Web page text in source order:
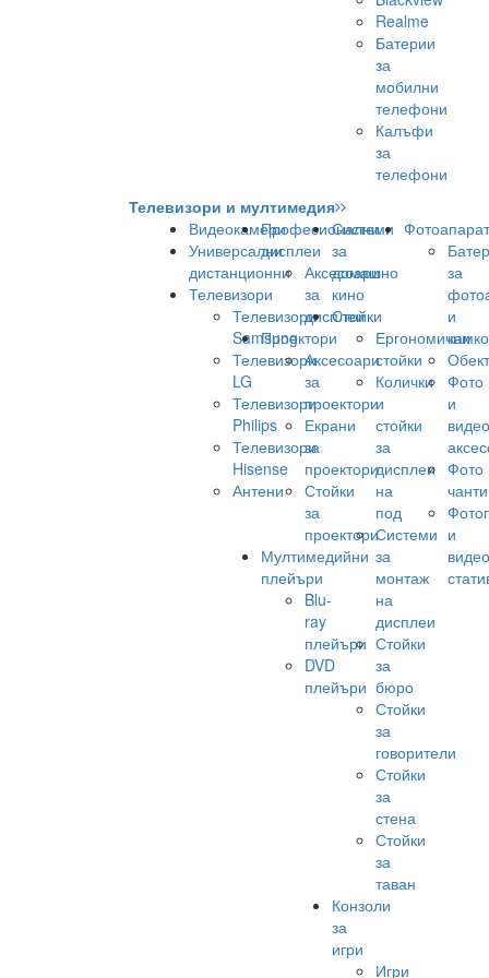
Realme
Батерии
за
мобилни
телефони
Калъфи
за
телефони
Телевизори и мултимедия
Видеокамери
Универсални
дистанционни
Телевизори
Телевизори
Samsung
Телевизори
LG
Телевизори
Philips
Телевизори
Hisense
Антени
Професионални
дисплеи
Аксесоари
за
дисплеи
Проектори
Аксесоари
за
проектори
Екрани
за
проектори
Стойки
за
проектори
Мултимедийни
плейъри
Blu-
ray
плейъри
DVD
плейъри
Системи
за
домашно
кино
Стойки
Ергономични
стойки
Колички
и
стойки
за
дисплеи
на
под
Системи
за
монтаж
на
дисплеи
Стойки
за
бюро
Стойки
за
говорители
Стойки
за
стена
Стойки
за
таван
Конзоли
за
игри
Игри
за
и
Фото
и
видео
Фото
чанти
и
видео